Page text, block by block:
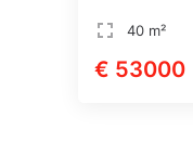
40 m²
€ 53000